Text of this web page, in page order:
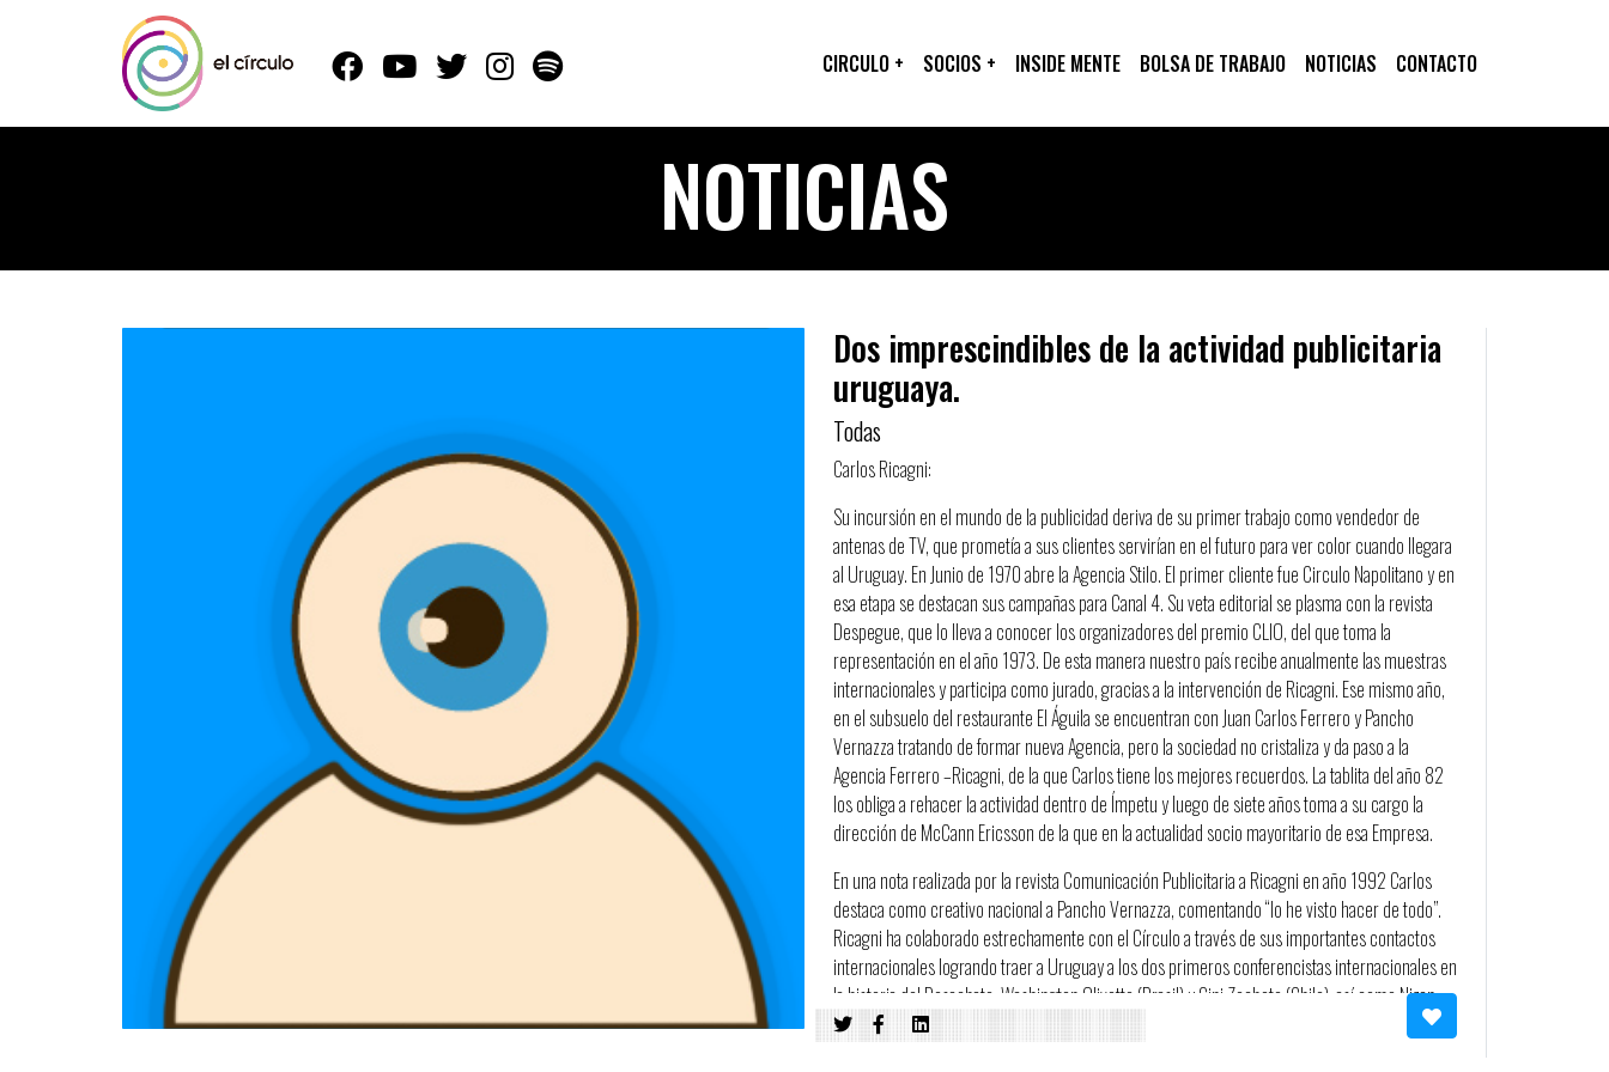
CIRCULO + SOCIOS + INSIDE MENTE BOLSA DE TRABAJO NOTICIAS CONTACTO
NOTICIAS
Dos imprescindibles de la actividad publicitaria
uruguaya.
Todas
Carlos Ricagni:
Su incursión en el mundo de la publicidad deriva de su primer trabajo como vendedor de
antenas de TV, que prometía a sus clientes servirían en el futuro para ver color cuando llegara
al Uruguay. En Junio de 1970 abre la Agencia Stilo. El primer cliente fue Circulo Napolitano y en
esa etapa se destacan sus campañas para Canal 4. Su veta editorial se plasma con la revista
Despegue, que lo lleva a conocer los organizadores del premio CLIO, del que toma la
representación en el año 1973. De esta manera nuestro país recibe anualmente las muestras
internacionales y participa como jurado, gracias a la intervención de Ricagni. Ese mismo año,
en el subsuelo del restaurante El Águila se encuentran con Juan Carlos Ferrero y Pancho
Vernazza tratando de formar nueva Agencia, pero la sociedad no cristaliza y da paso a la
Agencia Ferrero –Ricagni, de la que Carlos tiene los mejores recuerdos. La tablita del año 82
los obliga a rehacer la actividad dentro de Ímpetu y luego de siete años toma a su cargo la
dirección de McCann Ericsson de la que en la actualidad socio mayoritario de esa Empresa.
En una nota realizada por la revista Comunicación Publicitaria a Ricagni en año 1992 Carlos
destaca como creativo nacional a Pancho Vernazza, comentando “lo he visto hacer de todo”.
Ricagni ha colaborado estrechamente con el Círculo a través de sus importantes contactos
internacionales logrando traer a Uruguay a los dos primeros conferencistas internacionales en
la historia del Desachate: Washington Olivetto (Brasil) y Gini Zecheto (Chile), así como Nizan
Guanaes y muchos otros más que brillaron en sucesivos años.